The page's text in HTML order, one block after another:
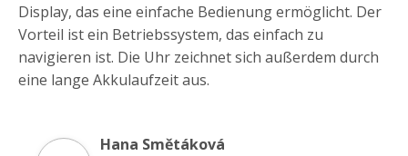
Display, das eine einfache Bedienung ermöglicht. Der
Vorteil ist ein Betriebssystem, das einfach zu
navigieren ist. Die Uhr zeichnet sich außerdem durch
eine lange Akkulaufzeit aus.
Hana Smětáková